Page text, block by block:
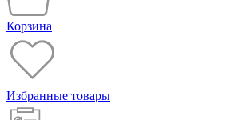
Корзина
Избранные товары